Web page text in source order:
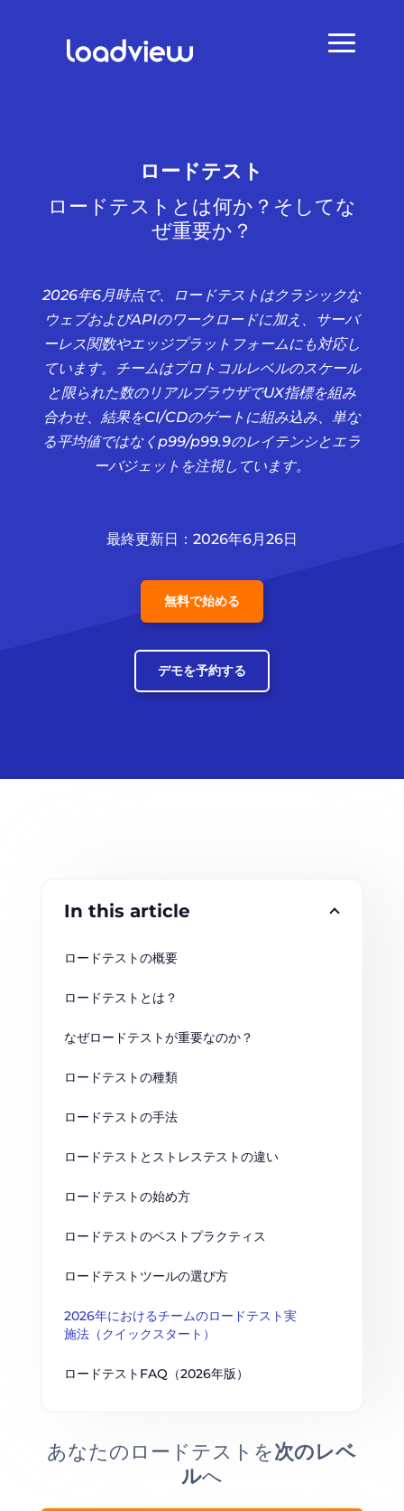
ロードテスト
ロードテストとは何か？そしてな
ぜ重要か？
2026年6月時点で、ロードテストはクラシックな
ウェブおよびAPIのワークロードに加え、サーバ
ーレス関数やエッジプラットフォームにも対応し
ています。チームはプロトコルレベルのスケール
と限られた数のリアルブラウザでUX指標を組み
合わせ、結果をCI/CDのゲートに組み込み、単な
る平均値ではなくp99/p99.9のレイテンシとエラ
ーバジェットを注視しています。
最終更新日：2026年6月26日
無料で始める
デモを予約する
In this article
ロードテストの概要
ロードテストとは？
なぜロードテストが重要なのか？
ロードテストの種類
ロードテストの手法
ロードテストとストレステストの違い
ロードテストの始め方
ロードテストのベストプラクティス
ロードテストツールの選び方
2026年におけるチームのロードテスト実
施法（クイックスタート）
ロードテストFAQ（2026年版）
あなたのロードテストを次のレベ
ルへ